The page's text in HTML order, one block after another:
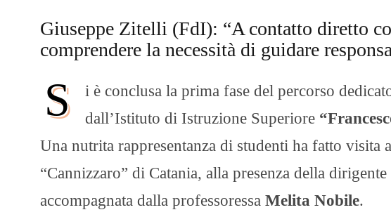
Giuseppe Zitelli (FdI): “A contatto diretto
comprendere la necessità di guidare
S
i è conclusa la prima fase del percorso
dall’Istituto di Istruzione Superiore
Una nutrita rappresentanza di studenti ha fatto visita
“Cannizzaro” di Catania, alla presenza della
accompagnata dalla professoressa Melita Nobile.